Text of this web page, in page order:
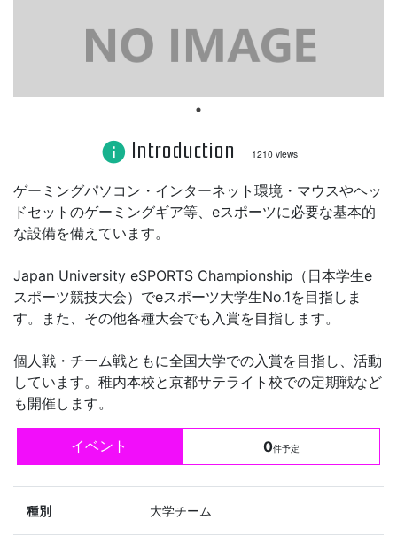
info Introduction 1210 views
ゲーミングパソコン・インターネット環境・マウスやヘッ
ドセットのゲーミングギア等、eスポーツに必要な基本的
な設備を備えています。
Japan University eSPORTS Championship（日本学生e
スポーツ競技大会）でeスポーツ大学生No.1を目指しま
す。また、その他各種大会でも入賞を目指します。
個人戦・チーム戦ともに全国大学での入賞を目指し、活動
しています。稚内本校と京都サテライト校での定期戦など
も開催します。
イベント 0件予定
種別 大学チーム